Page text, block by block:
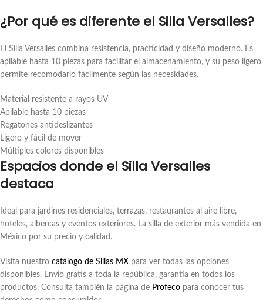
¿Por qué es diferente el Silla Versalles?
El Silla Versalles combina resistencia, practicidad y diseño moderno. Es
apilable hasta 10 piezas para facilitar el almacenamiento, y su peso ligero
permite recomodarlo fácilmente según las necesidades.
Material resistente a rayos UV
Apilable hasta 10 piezas
Regatones antideslizantes
Ligero y fácil de mover
Múltiples colores disponibles
Espacios donde el Silla Versalles
destaca
Ideal para jardines residenciales, terrazas, restaurantes al aire libre,
hoteles, albercas y eventos exteriores. La silla de exterior más vendida en
México por su precio y calidad.
Visita nuestro catálogo de Sillas MX para ver todas las opciones
disponibles. Envío gratis a toda la república, garantía en todos los
productos. Consulta también la página de Profeco para conocer tus